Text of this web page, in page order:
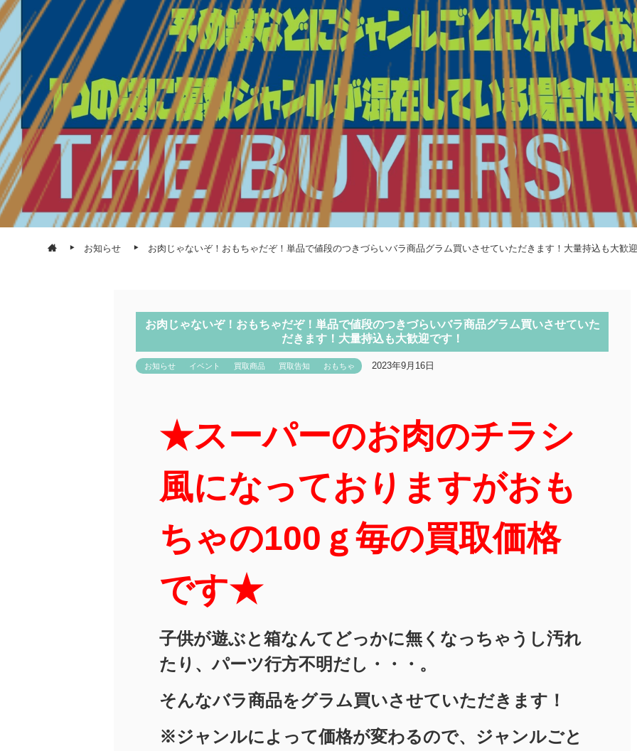
お知らせ お肉じゃないぞ！おもちゃだぞ！単品で値段のつきづらいバラ商品グラム買いさせていただきます！大量持込も大歓
お肉じゃないぞ！おもちゃだぞ！単品で値段のつきづらいバラ商品グラム買いさせていた
だきます！大量持込も大歓迎です！
お知らせ イベント 買取商品 買取告知 おもちゃ 2023年9月16日
★スーパーのお肉のチラシ
風になっておりますがおも
ちゃの100ｇ毎の買取価格
です★
子供が遊ぶと箱なんてどっかに無くなっちゃうし汚れ
たり、パーツ行方不明だし・・・。
そんなバラ商品をグラム買いさせていただきます！
※ジャンルによって価格が変わるので、ジャンルごと